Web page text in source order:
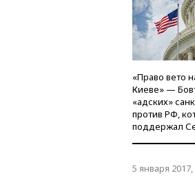
«Право вето
Киеве» —
«адских»
против РФ,
поддержал
5 января 2017,